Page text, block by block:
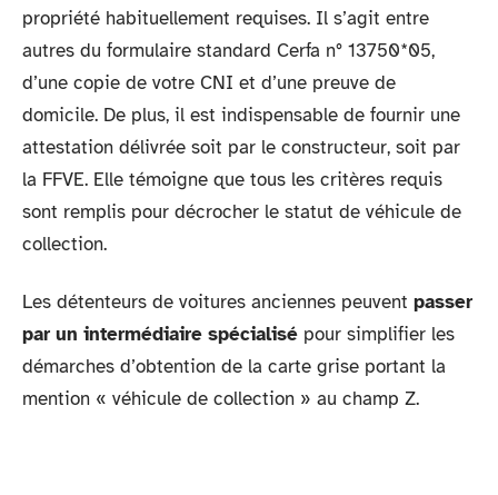
propriété habituellement requises. Il s’agit entre
autres du formulaire standard Cerfa n° 13750*05,
d’une copie de votre CNI et d’une preuve de
domicile. De plus, il est indispensable de fournir une
attestation délivrée soit par le constructeur, soit par
la FFVE. Elle témoigne que tous les critères requis
sont remplis pour décrocher le statut de véhicule de
collection.
Les détenteurs de voitures anciennes peuvent passer
par un intermédiaire spécialisé pour simplifier les
démarches d’obtention de la carte grise portant la
mention « véhicule de collection » au champ Z.